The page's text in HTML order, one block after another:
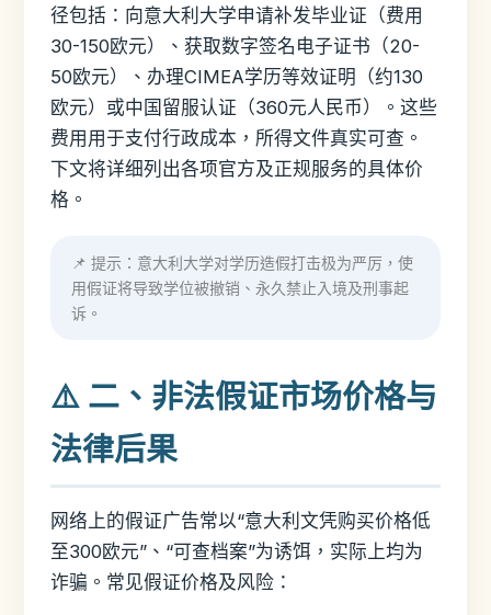
径包括：向意大利大学申请补发毕业证（费用
30-150欧元）、获取数字签名电子证书（20-
50欧元）、办理CIMEA学历等效证明（约130
欧元）或中国留服认证（360元人民币）。这些
费用用于支付行政成本，所得文件真实可查。
下文将详细列出各项官方及正规服务的具体价
格。
📌 提示：意大利大学对学历造假打击极为严厉，使
用假证将导致学位被撤销、永久禁止入境及刑事起
诉。
⚠️ 二、非法假证市场价格与
法律后果
网络上的假证广告常以“意大利文凭购买价格低
至300欧元”、“可查档案”为诱饵，实际上均为
诈骗。常见假证价格及风险：